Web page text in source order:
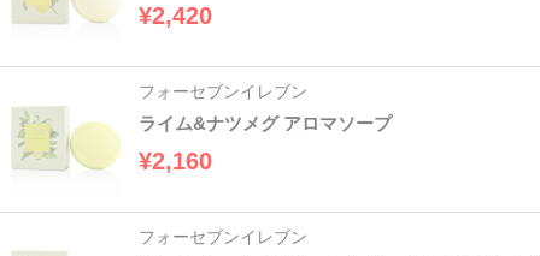
¥2,420
フォーセブンイレブン
ライム&ナツメグ アロマソープ
¥2,160
フォーセブンイレブン